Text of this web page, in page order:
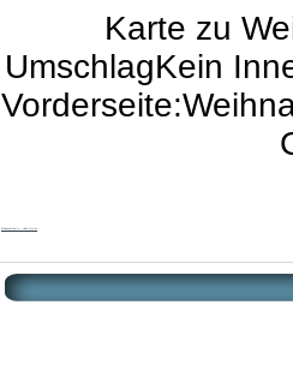
Karte zu
UmschlagKein
Weihnachtskarte - Liebe Gottes